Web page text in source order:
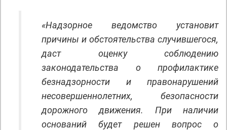
«Надзорное ведомство установит
причины и обстоятельства случившегося,
даст оценку соблюдению
законодательства о профилактике
безнадзорности и правонарушений
несовершеннолетних, безопасности
дорожного движения. При наличии
оснований будет решен вопрос о